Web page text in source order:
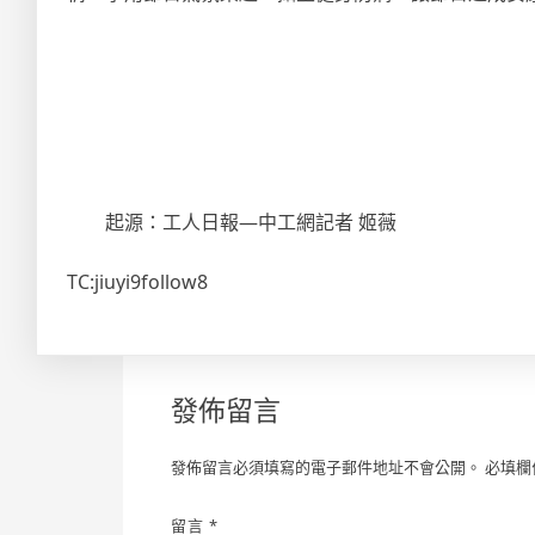
起源：工人日報—中工網記者 姬薇
TC:jiuyi9follow8
發佈留言
發佈留言必須填寫的電子郵件地址不會公開。 必填
留言*